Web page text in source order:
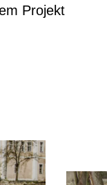
Projekt